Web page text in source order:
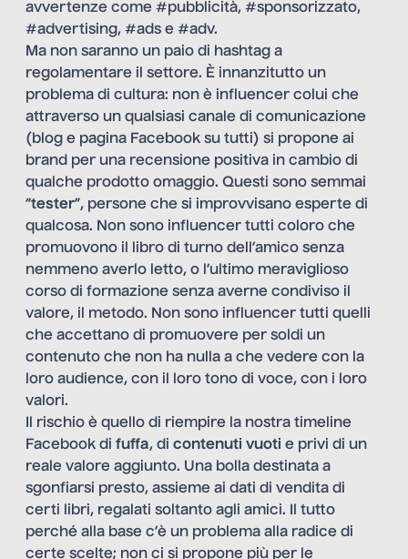
avvertenze come #pubblicità, #sponsorizzato,
#advertising, #ads e #adv.
Ma non saranno un paio di hashtag a
regolamentare il settore. È innanzitutto un
problema di cultura: non è influencer colui che
attraverso un qualsiasi canale di comunicazione
(blog e pagina Facebook su tutti) si propone ai
brand per una recensione positiva in cambio di
qualche prodotto omaggio. Questi sono semmai
“tester”, persone che si improvvisano esperte di
qualcosa. Non sono influencer tutti coloro che
promuovono il libro di turno dell’amico senza
nemmeno averlo letto, o l’ultimo meraviglioso
corso di formazione senza averne condiviso il
valore, il metodo. Non sono influencer tutti quelli
che accettano di promuovere per soldi un
contenuto che non ha nulla a che vedere con la
loro audience, con il loro tono di voce, con i loro
valori.
Il rischio è quello di riempire la nostra timeline
Facebook di fuffa, di contenuti vuoti e privi di un
reale valore aggiunto. Una bolla destinata a
sgonfiarsi presto, assieme ai dati di vendita di
certi libri, regalati soltanto agli amici. Il tutto
perché alla base c’è un problema alla radice di
certe scelte; non ci si propone più per le